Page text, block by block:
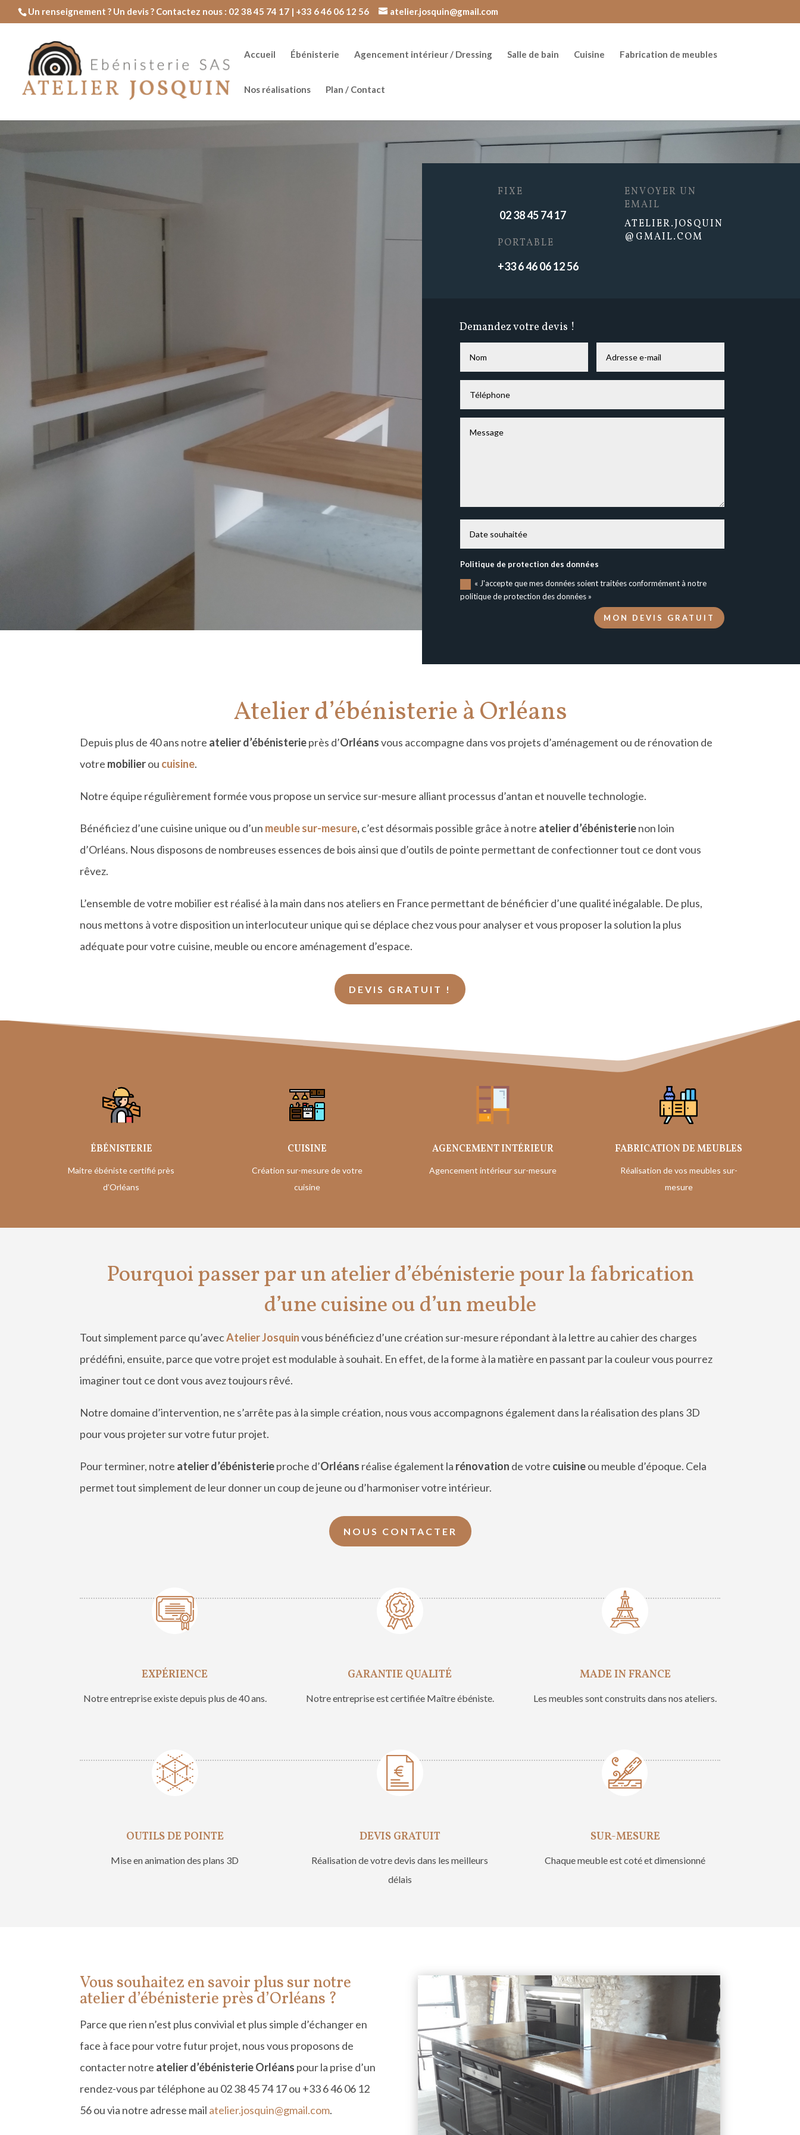
Un renseignement ? Un devis ? Contactez nous : 02 38 45 74 17 | +33 6 46 06 12 56 atelier.josquin@gmail.com
Accueil Ébénisterie Agencement intérieur / Dressing Salle de bain Cuisine Fabrication de meubles
Nos réalisations Plan / Contact
FIXE
02 38 45 74 17
PORTABLE
+33 6 46 06 12 56
ENVOYER UN
EMAIL
ATELIER.JOSQUIN
@GMAIL.COM
Demandez votre devis !
Politique de protection des données
« J'accepte que mes données soient traitées conformément à notre
politique de protection des données »
MON DEVIS GRATUIT
Atelier d’ébénisterie à Orléans
Depuis plus de 40 ans notre atelier d’ébénisterieprès d’Orléansvous accompagne dans vos projets d’aménagement ou de rénovation de
votre mobilierou cuisine.
Notre équipe régulièrement formée vous propose un service sur-mesure alliant processus d’antan et nouvelle technologie.
Bénéficiez d’une cuisine unique ou d’un meuble sur-mesure,c’est désormais possible grâce à notre atelier d’ébénisterienon loin
d’Orléans. Nous disposons de nombreuses essences de bois ainsi que d’outils de pointe permettant de confectionner tout ce dont vous
rêvez.
L’ensemble de votre mobilier est réalisé à la main dans nos ateliers en France permettant de bénéficier d’une qualitéinégalable. De plus,
nous mettons à votre disposition un interlocuteur unique qui se déplace chez vous pour analyser et vous proposer la solution la plus
adéquate pour votre cuisine, meuble ou encore aménagement d’espace.
DEVIS GRATUIT !
ÉBÉNISTERIE
Maitre ébéniste certifié près
d’Orléans
CUISINE
Création sur-mesure de votre
cuisine
AGENCEMENT INTÉRIEUR
Agencement intérieur sur-mesure
FABRICATION DE MEUBLES
Réalisation de vos meubles sur-
mesure
Pourquoi passer par un atelier d’ébénisterie pour la fabrication
d’une cuisine ou d’un meuble
Tout simplement parce qu’avecAtelier Josquinvous bénéficiez d’une création sur-mesure répondant à la lettre au cahier des charges
prédéfini, ensuite, parce que votre projet est modulable à souhait. En effet, de la forme à la matière en passant par la couleur vous pourrez
imaginer tout ce dont vous avez toujours rêvé.
Notre domaine d’intervention, ne s’arrête pas à la simple création, nous vous accompagnons également dans la réalisation des plans 3D
pour vous projeter sur votre futur projet.
Pour terminer, notre atelier d’ébénisterieproche d’Orléans réalise également la rénovation de votre cuisineou meuble d’époque. Cela
permet tout simplement de leur donner un coup de jeune ou d’harmoniser votre intérieur.
NOUS CONTACTER
EXPÉRIENCE
Notre entreprise existe depuis plus de 40 ans.
GARANTIE QUALITÉ
Notre entreprise est certifiée Maître ébéniste.
MADE IN FRANCE
Les meubles sont construits dans nos ateliers.
OUTILS DE POINTE
Mise en animation des plans 3D
DEVIS GRATUIT
Réalisation de votre devis dans les meilleurs
délais
SUR-MESURE
Chaque meuble est coté et dimensionné
Vous souhaitez en savoir plus sur notre
atelier d’ébénisterie près d’Orléans ?
Parce que rien n’est plus convivial et plus simple d’échanger en
face à face pour votre futur projet, nous vous proposons de
contacter notre atelier d’ébénisterie Orléans pour la prise d’un
rendez-vous par téléphone au 02 38 45 74 17 ou +33 6 46 06 12
56 ou via notre adresse mail atelier.josquin@gmail.com.